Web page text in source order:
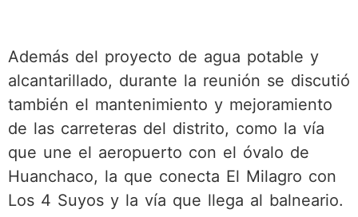
Además del proyecto de agua potable y
alcantarillado, durante la reunión se discutió
también el mantenimiento y mejoramiento
de las carreteras del distrito, como la vía
que une el aeropuerto con el óvalo de
Huanchaco, la que conecta El Milagro con
Los 4 Suyos y la vía que llega al balneario.